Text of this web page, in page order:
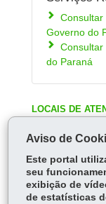
Consultar
Governo do
Consultar
do Paraná
LOCAIS DE
DEIXE SUA
Aviso de
Este portal
seu
exibição de
de estatísticas